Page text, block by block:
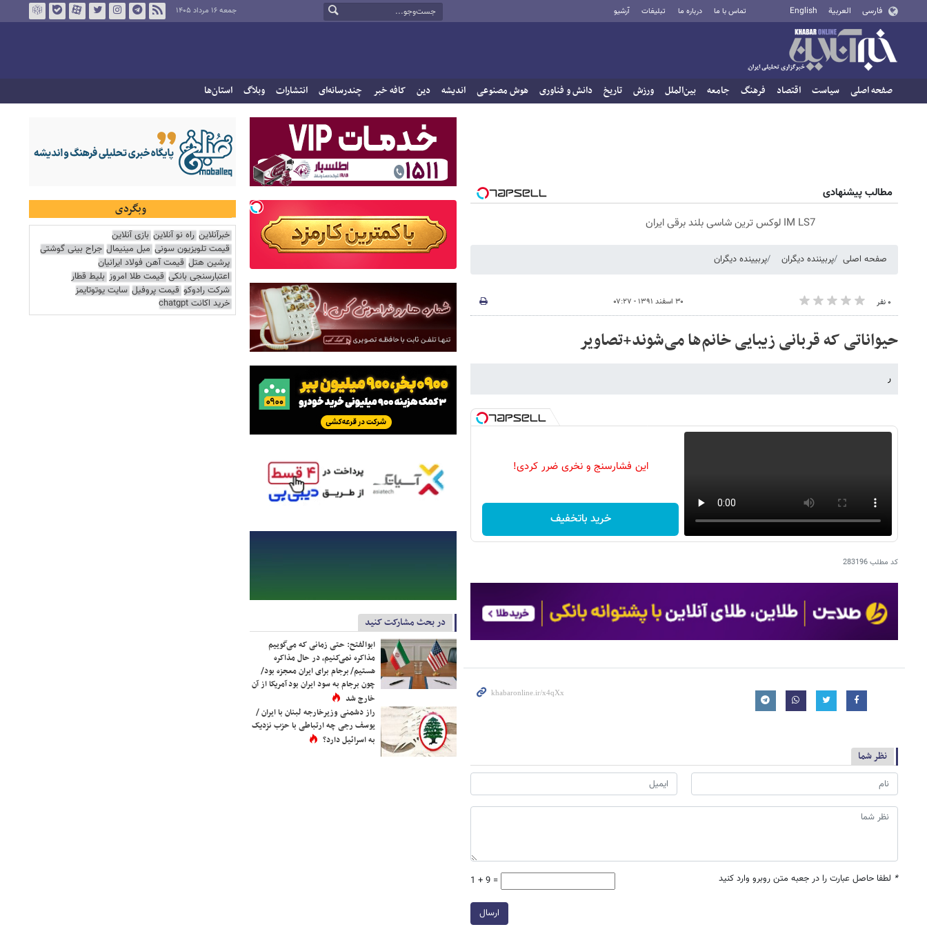
فارسی العربية English تماس با ما درباره ما تبلیغات آرشیو جمعه ۱۶ مرداد ۱۴۰۵
صفحه اصلی سیاست اقتصاد فرهنگ جامعه بین‌الملل ورزش تاریخ دانش و فناوری هوش مصنوعی اندیشه دین کافه خبر چندرسانه‌ای انتشارات وبلاگ استان‌ها
مطالب پیشنهادی
IM LS7 لوکس ترین شاسی بلند برقی ایران
صفحه اصلی پربیننده دیگران پربیینده دیگران
۰ نفر ۳۰ اسفند ۱۳۹۱ - ۰۷:۲۷
حیواناتی که قربانی زیبایی خانم‌ها می‌شوند+تصاویر
ر
این فشارسنج و نخری ضرر کردی!
خرید باتخفیف
کد مطلب283196
نظر شما
* لطفا حاصل عبارت را در جعبه متن روبرو وارد کنید 1 + 9 =
ارسال
در بحث مشارکت کنید
ابوالفتح: حتی زمانی که می‌گوییم
مذاکره نمی‌کنیم، در حال مذاکره
هستیم/ برجام برای ایران معجزه بود/
چون برجام به سود ایران بود آمریکا از آن
خارج شد
راز دشمنی وزیرخارجه لبنان با ایران /
یوسف رجی چه ارتباطی با حزب نزدیک
به اسرائیل دارد؟
وبگردی
خبرآنلاین راه نو آنلاین بازی آنلاین
قیمت تلویزیون سونی مبل مینیمال جراح بینی گوشتی
پرشین هتل قیمت آهن فولاد ایرانیان
اعتبارسنجی بانکی قیمت طلا امروز بلیط قطار
شرکت رادوکو قیمت پروفیل سایت یوتوتایمز
خرید اکانت chatgpt